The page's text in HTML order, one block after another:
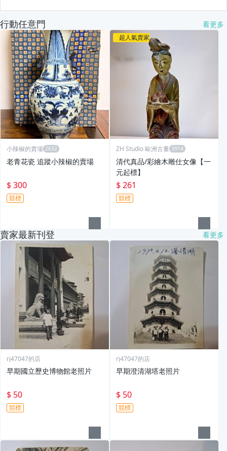
行動任意門 看更多
小辣椒的賣場
老青花瓷 追蹤小辣椒的賣場
$ 300
競標
超人氣賣家
ZH Studio 歐洲古董
清代真品/彩繪木雕仕女像【一
元起標】
$ 261
競標
賣家最新刊登 看更多
rj47047的店
早期國立歷史博物館老照片
$ 50
競標
rj47047的店
早期澄清湖塔老照片
$ 50
競標